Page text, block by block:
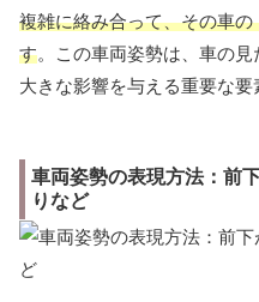
複雑に絡み合って、その車
す。この車両姿勢は、車の
大きな影響を与える重要な要
車両姿勢の表現方法：前
りなど